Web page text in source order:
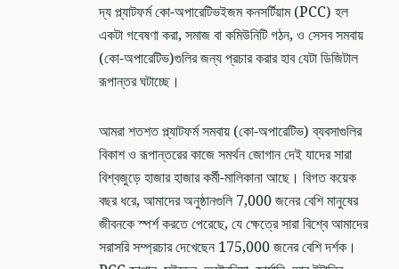
দ্য প্ল্যাটফর্ম কো-অপারেটিভইজম কনসর্টিয়াম (PCC) হল
একটা গবেষণা করা, সমাজ বা কমিউনিটি গঠন, ও সেসব সমবায়
(কো-অপারেটিভ)গুলির জন্য প্রচার করার হাব যেটা ডিজিটাল
রূপান্তর ঘটাচ্ছে।
আমরা শতশত প্ল্যাটফর্ম সমবায় (কো-অপারেটিভ) ব্যবসাগুলির
বিকাশ ও রূপান্তরের কাজে সমর্থন জোগান দেই যাদের সারা
বিশ্বজুড়ে হাজার হাজার কর্মী-মালিকানা আছে। বিগত কয়েক
বছর ধরে, আমাদের অনুষ্ঠানগুলি 7,000 জনের বেশি মানুষের
জীবনকে স্পর্শ করতে পেরেছে, যে ক্ষেত্রে সারা বিশ্বে আমাদের
সরাসরি সম্প্রচার দেখেছেন 175,000 জনের বেশি দর্শক।